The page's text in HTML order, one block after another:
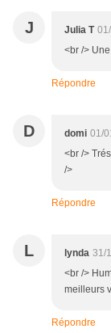
J Julia T
<br />
Répondre
D domi 01/
<br />
/>
Répondre
L lynda 31/
<br />
meilleurs
Répondre